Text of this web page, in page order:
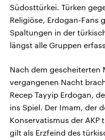
Südosttürkei. Türken
Religiöse, Erdogan-Fans
Spaltungen in der
längst alle Gruppen
Nach dem gescheiterten
vergangenen Nacht
Recep Tayyip Erdogan,
ins Spiel. Der Imam, der
Konservatismus der AKP
gilt als Erzfeind des